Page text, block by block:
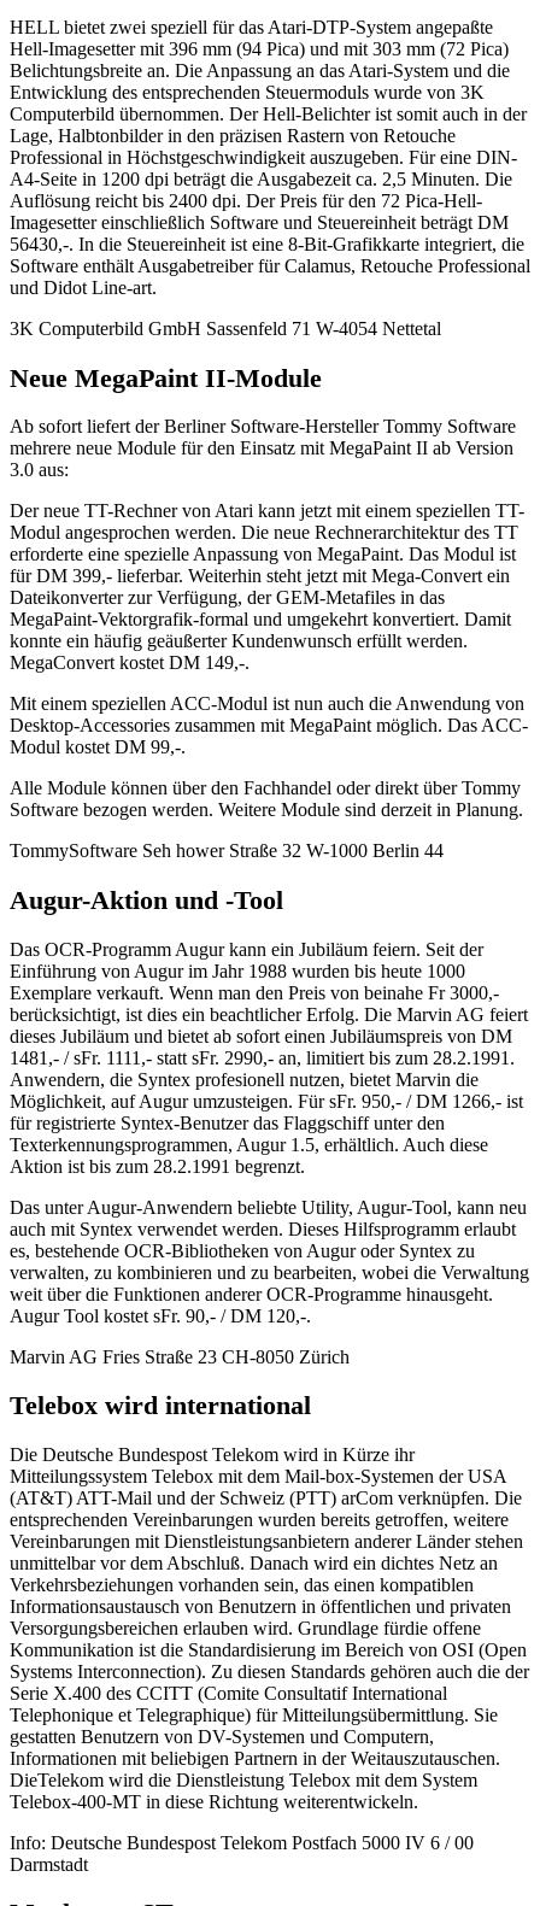
HELL bietet zwei speziell für das Atari-DTP-System angepaßte
Hell-Imagesetter mit 396 mm (94 Pica) und mit 303 mm (72 Pica)
Belichtungsbreite an. Die Anpassung an das Atari-System und die
Entwicklung des entsprechenden Steuermoduls wurde von 3K
Computerbild übernommen. Der Hell-Belichter ist somit auch in der
Lage, Halbtonbilder in den präzisen Rastern von Retouche
Professional in Höchstgeschwindigkeit auszugeben. Für eine DIN-
A4-Seite in 1200 dpi beträgt die Ausgabezeit ca. 2,5 Minuten. Die
Auflösung reicht bis 2400 dpi. Der Preis für den 72 Pica-Hell-
Imagesetter einschließlich Software und Steuereinheit beträgt DM
56430,-. In die Steuereinheit ist eine 8-Bit-Grafikkarte integriert, die
Software enthält Ausgabetreiber für Calamus, Retouche Professional
und Didot Line-art.
3K Computerbild GmbH Sassenfeld 71 W-4054 Nettetal
Neue MegaPaint II-Module
Ab sofort liefert der Berliner Software-Hersteller Tommy Software
mehrere neue Module für den Einsatz mit MegaPaint II ab Version
3.0 aus:
Der neue TT-Rechner von Atari kann jetzt mit einem speziellen TT-
Modul angesprochen werden. Die neue Rechnerarchitektur des TT
erforderte eine spezielle Anpassung von MegaPaint. Das Modul ist
für DM 399,- lieferbar. Weiterhin steht jetzt mit Mega-Convert ein
Dateikonverter zur Verfügung, der GEM-Metafiles in das
MegaPaint-Vektorgrafik-formal und umgekehrt konvertiert. Damit
konnte ein häufig geäußerter Kundenwunsch erfüllt werden.
MegaConvert kostet DM 149,-.
Mit einem speziellen ACC-Modul ist nun auch die Anwendung von
Desktop-Accessories zusammen mit MegaPaint möglich. Das ACC-
Modul kostet DM 99,-.
Alle Module können über den Fachhandel oder direkt über Tommy
Software bezogen werden. Weitere Module sind derzeit in Planung.
TommySoftware Seh hower Straße 32 W-1000 Berlin 44
Augur-Aktion und -Tool
Das OCR-Programm Augur kann ein Jubiläum feiern. Seit der
Einführung von Augur im Jahr 1988 wurden bis heute 1000
Exemplare verkauft. Wenn man den Preis von beinahe Fr 3000,-
berücksichtigt, ist dies ein beachtlicher Erfolg. Die Marvin AG feiert
dieses Jubiläum und bietet ab sofort einen Jubiläumspreis von DM
1481,- / sFr. 1111,- statt sFr. 2990,- an, limitiert bis zum 28.2.1991.
Anwendern, die Syntex profesionell nutzen, bietet Marvin die
Möglichkeit, auf Augur umzusteigen. Für sFr. 950,- / DM 1266,- ist
für registrierte Syntex-Benutzer das Flaggschiff unter den
Texterkennungsprogrammen, Augur 1.5, erhältlich. Auch diese
Aktion ist bis zum 28.2.1991 begrenzt.
Das unter Augur-Anwendern beliebte Utility, Augur-Tool, kann neu
auch mit Syntex verwendet werden. Dieses Hilfsprogramm erlaubt
es, bestehende OCR-Bibliotheken von Augur oder Syntex zu
verwalten, zu kombinieren und zu bearbeiten, wobei die Verwaltung
weit über die Funktionen anderer OCR-Programme hinausgeht.
Augur Tool kostet sFr. 90,- / DM 120,-.
Marvin AG Fries Straße 23 CH-8050 Zürich
Telebox wird international
Die Deutsche Bundespost Telekom wird in Kürze ihr
Mitteilungssystem Telebox mit dem Mail-box-Systemen der USA
(AT&T) ATT-Mail und der Schweiz (PTT) arCom verknüpfen. Die
entsprechenden Vereinbarungen wurden bereits getroffen, weitere
Vereinbarungen mit Dienstleistungsanbietern anderer Länder stehen
unmittelbar vor dem Abschluß. Danach wird ein dichtes Netz an
Verkehrsbeziehungen vorhanden sein, das einen kompatiblen
Informationsaustausch von Benutzern in öffentlichen und privaten
Versorgungsbereichen erlauben wird. Grundlage fürdie offene
Kommunikation ist die Standardisierung im Bereich von OSI (Open
Systems Interconnection). Zu diesen Standards gehören auch die der
Serie X.400 des CCITT (Comite Consultatif International
Telephonique et Telegraphique) für Mitteilungsübermittlung. Sie
gestatten Benutzern von DV-Systemen und Computern,
Informationen mit beliebigen Partnern in der Weitauszutauschen.
DieTelekom wird die Dienstleistung Telebox mit dem System
Telebox-400-MT in diese Richtung weiterentwickeln.
Info: Deutsche Bundespost Telekom Postfach 5000 IV 6 / 00
Darmstadt